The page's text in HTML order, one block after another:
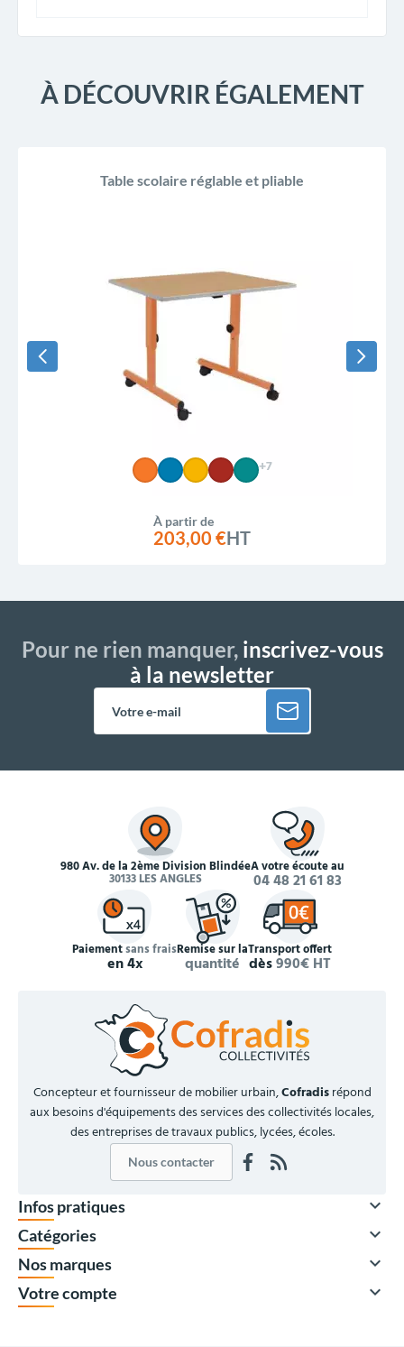
À partir de
97,00 €
116,40 €TTC
Quantité
À DÉCOUVRIR ÉGALEMENT
Table scolaire réglable et pliable
+7
À partir de
203,00 €HT
Pour ne rien manquer,inscrivez-vous
à la newsletter
980 Av. de la 2ème Division Blindée
30133 LES ANGLES
À votre écoute au
04 48 21 61 83
Paiementsans frais
en 4x
Remise sur la
quantité
Transport offert
dès990€ HT
Concepteur et fournisseur de mobilier urbain,Cofradisrépond
aux besoins d'équipements des services des collectivités locales,
des entreprises de travaux publics, lycées, écoles.
Nous contacter
Infos pratiques 
Catégories 
Nos marques 
Votre compte 